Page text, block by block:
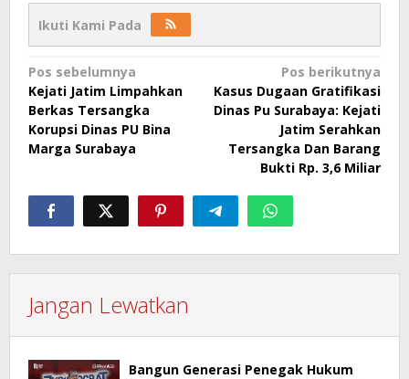
Ikuti Kami Pada
Navigasi
pos
Pos sebelumnya
Kejati Jatim Limpahkan
Berkas Tersangka
Korupsi Dinas PU Bina
Marga Surabaya
Pos berikutnya
Kasus Dugaan Gratifikasi
Dinas Pu Surabaya: Kejati
Jatim Serahkan
Tersangka Dan Barang
Bukti Rp. 3,6 Miliar
Jangan Lewatkan
Bangun Generasi Penegak Hukum